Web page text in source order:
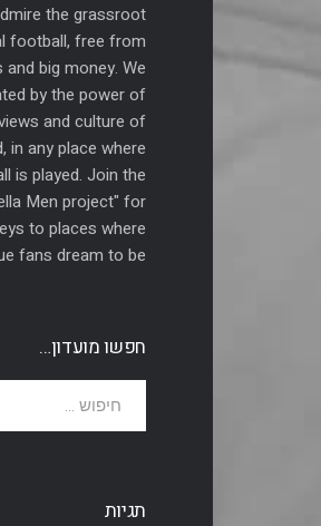
the grassroot
football, free from
big money. We
by the power of
and culture of
in any place where
is played. Join the
Men project" for
to places where
fans dream to be.
חפשו מועדון…
תגיות